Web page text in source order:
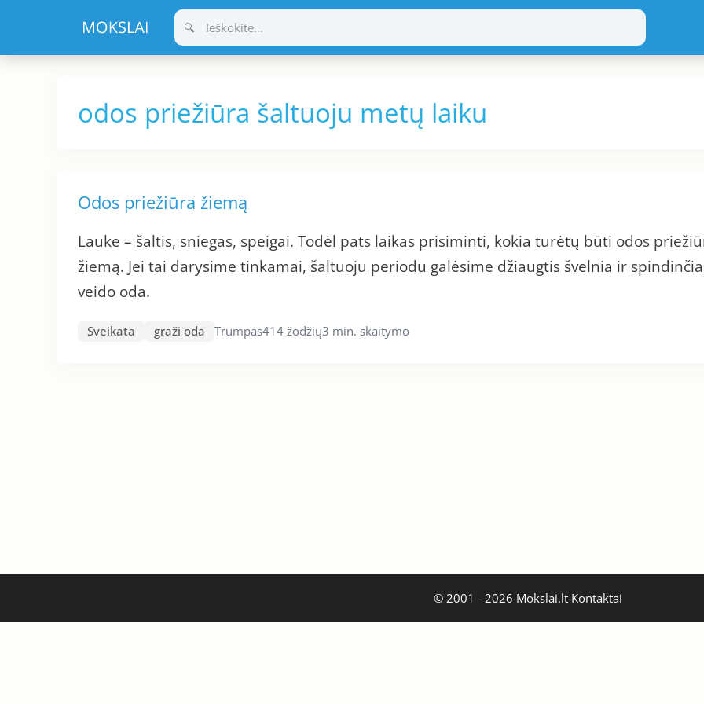
turinio
odos priežiūra šaltuoju metų laiku
Odos priežiūra žiemą
Lauke – šaltis, sniegas, speigai. Todėl pats laikas prisiminti, kokia turėtų būti odos
žiemą. Jei tai darysime tinkamai, šaltuoju periodu galėsime džiaugtis švelnia ir spindinčia
veido oda.
Sveikata graži oda Trumpas414 žodžių3 min. skaitymo
© 2001 - 2026 Mokslai.lt Kontaktai